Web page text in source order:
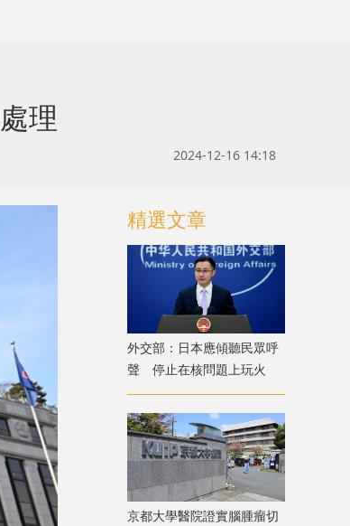
理
2024-12-16 14:18
精選文章
外交部：日本應傾聽民眾呼
聲 停止在核問題上玩火
京都大學醫院證實腦腫瘤切